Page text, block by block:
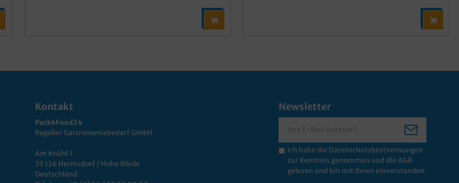
Kontakt
Pack4Food24
Ragaller Gastronomiebedarf GmbH
Am Knühl 1
39326 Hermsdorf / Hohe Börde
Deutschland
Newsletter
Ich habe die Datenschutzbestimmungen
zur Kenntnis genommen und die AGB
gelesen und bin mit ihnen einverstanden.